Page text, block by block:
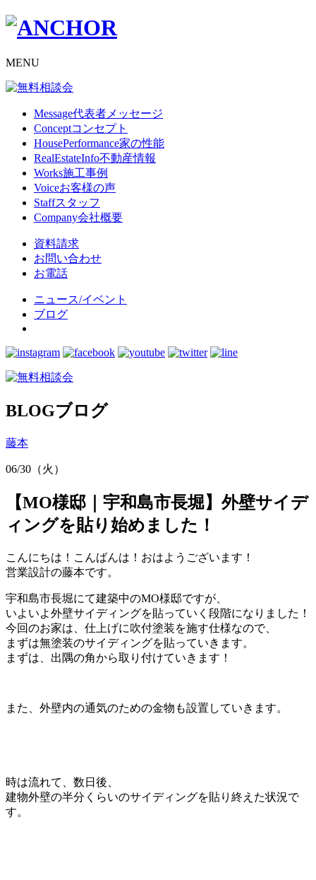
MENU
Message代表者メッセージ
Conceptコンセプト
HousePerformance家の性能
RealEstateInfo不動産情報
Works施工事例
Voiceお客様の声
Staffスタッフ
Company会社概要
資料請求
お問い合わせ
お電話
ニュース/イベント
ブログ
BLOGブログ
藤本
06/30（火）
【MO様邸｜宇和島市長堀】外壁サイデ
ィングを貼り始めました！
こんにちは！こんばんは！おはようございます！
営業設計の藤本です。
宇和島市長堀にて建築中のMO様邸ですが、
いよいよ外壁サイディングを貼っていく段階になりました！
今回のお家は、仕上げに吹付塗装を施す仕様なので、
まずは無塗装のサイディングを貼っていきます。
まずは、出隅の角から取り付けていきます！
また、外壁内の通気のための金物も設置していきます。
時は流れて、数日後、
建物外壁の半分くらいのサイディングを貼り終えた状況で
す。